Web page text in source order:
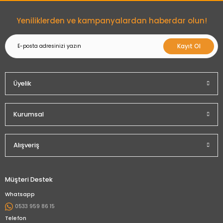
Yeniliklerden ve kampanyalardan haberdar olun!
Kayıt Ol
Üyelik
Kurumsal
Alışveriş
Müşteri Destek
Whatsapp
0533 959 86 15
Telefon